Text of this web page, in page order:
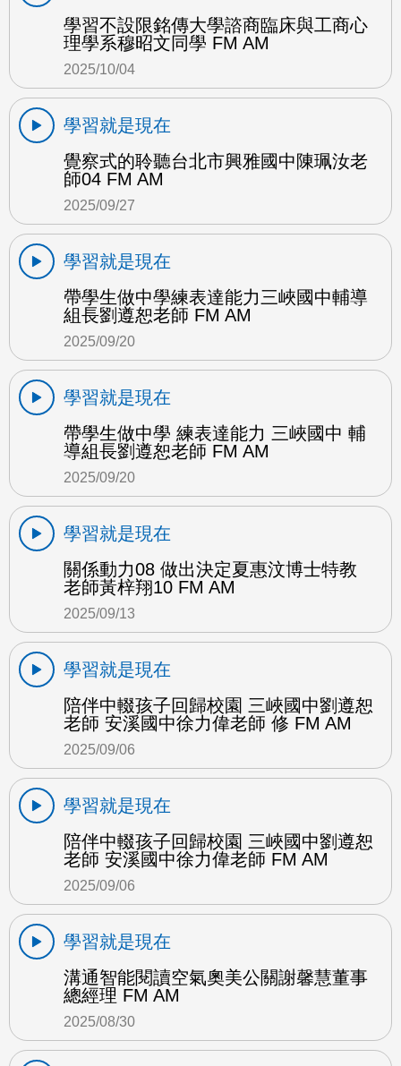
學習不設限銘傳大學諮商臨床與工商心
理學系穆昭文同學 FM AM
2025/10/04
學習就是現在
覺察式的聆聽台北市興雅國中陳珮汝老
師04 FM AM
2025/09/27
學習就是現在
帶學生做中學練表達能力三峽國中輔導
組長劉遵恕老師 FM AM
2025/09/20
學習就是現在
帶學生做中學 練表達能力 三峽國中 輔
導組長劉遵恕老師 FM AM
2025/09/20
學習就是現在
關係動力08 做出決定夏惠汶博士特教
老師黃梓翔10 FM AM
2025/09/13
學習就是現在
陪伴中輟孩子回歸校園 三峽國中劉遵恕
老師 安溪國中徐力偉老師 修 FM AM
2025/09/06
學習就是現在
陪伴中輟孩子回歸校園 三峽國中劉遵恕
老師 安溪國中徐力偉老師 FM AM
2025/09/06
學習就是現在
溝通智能閱讀空氣奧美公關謝馨慧董事
總經理 FM AM
2025/08/30